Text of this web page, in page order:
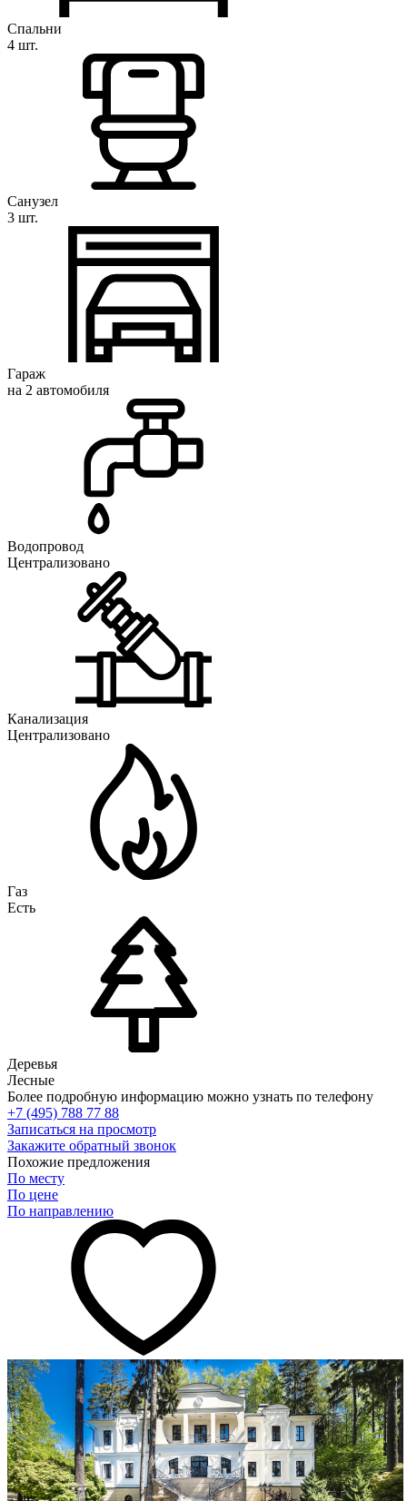
Спальни
4 шт.
Санузел
3 шт.
Гараж
на 2 автомобиля
Водопровод
Централизовано
Канализация
Централизовано
Газ
Есть
Деревья
Лесные
Более подробную информацию можно узнать по телефону
+7 (495) 788 77 88
Записаться на просмотр
Закажите обратный звонок
Похожие предложения
По месту
По цене
По направлению